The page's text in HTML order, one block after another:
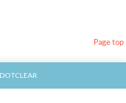
DOTCLEAR
Page top